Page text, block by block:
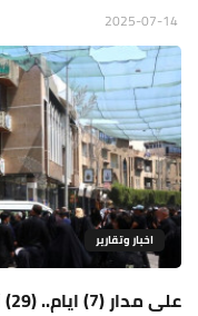
اخبار وتقارير